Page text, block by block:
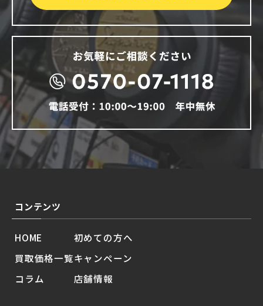
コンテンツ
HOME
買取価格一覧
コラム
初めての方へ
キャンペーン
店舗情報